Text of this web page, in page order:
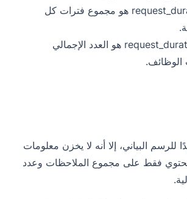
request_duration_sum هو مجموع فترات كل
request_duration_count هو العدد الإجمالي
الوظائف.
البياني، إلا أنه لا يخزن معلومات
فقط على مجموع الملاحظات وعدد